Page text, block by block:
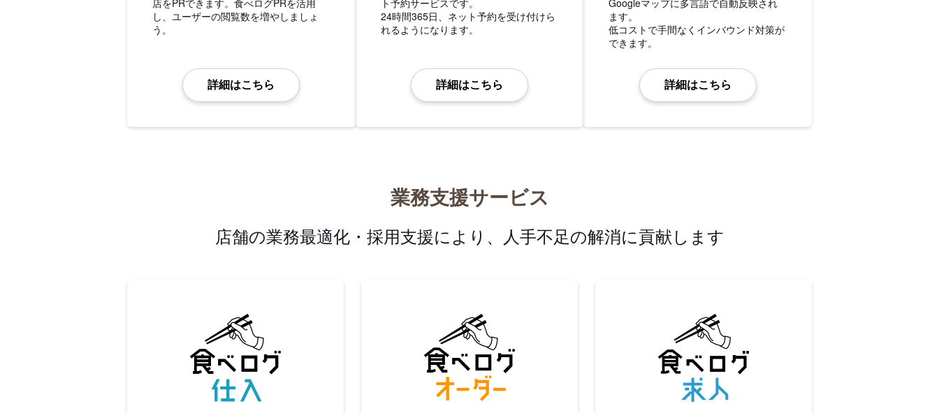
し、ユーザーの閲覧数を増やしましょ
う。
詳細はこちら
24時間365日、ネット予約を受け付けら
れるようになります。
詳細はこちら
ます。
低コストで手間なくインバウンド対策が
できます。
詳細はこちら
業務支援サービス
店舗の業務最適化・採用支援により、人手不足の解消に貢献します